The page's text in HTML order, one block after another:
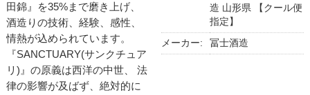
田錦』を35%まで磨き上げ、
酒造りの技術、経験、感性、
情熱が込められています。
『SANCTUARY(サンクチュア
リ)』の原義は西洋の中世、 法
律の影響が及ばず、絶対的に
造 山形県 【クール便
指定】
メーカー: 冨士酒造